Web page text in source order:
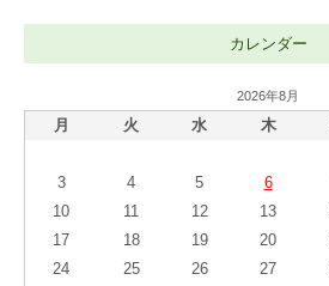
カレンダー
2026年8月
月 火 水 木
3
4 5 6
10
11 12 13
17
18 19 20
24
25 26 27